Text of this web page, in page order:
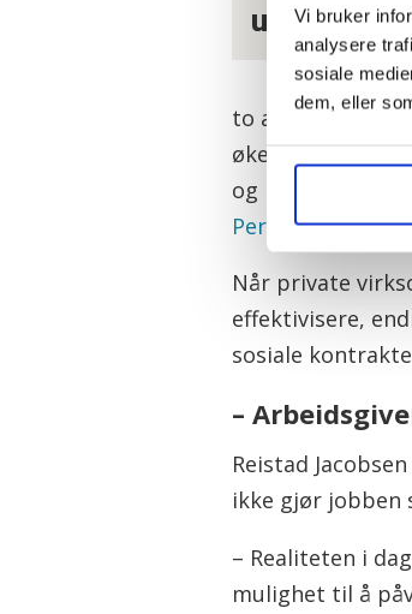
Vi bruker
analysere
sosiale
dem, eller
uten
to aktuelle
økende grad
og risiko, skriver
Perspektiv.
Når private
effektivisere,
sosiale
–
Reistad
ikke gjør jobben
– Realiteten i
mulighet til å